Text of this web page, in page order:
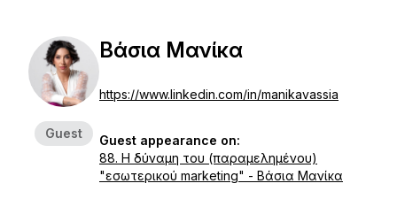
Guest
Βάσια Μανίκα
https://www.linkedin.com/in/manikavassia
Guest appearance on:
88. Η δύναμη του (παραμελημένου)
"εσωτερικού marketing" - Βάσια Μανίκα